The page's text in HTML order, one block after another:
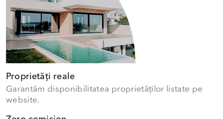
Proprietăți reale
Garantăm disponibilitatea proprietăților listate pe
website.